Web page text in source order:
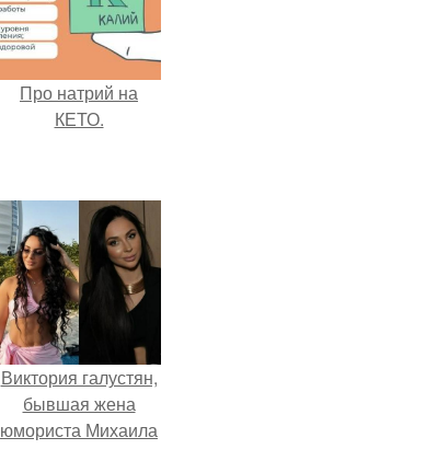
Про натрий на
КЕТО.
Виктория галустян,
бывшая жена
юмориста Михаила